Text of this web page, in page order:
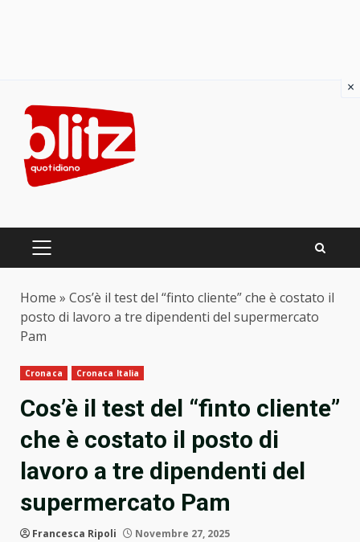
content
PRIMARY
Home » Cos’è il test del “finto cliente” che è costato il
posto di lavoro a tre dipendenti del supermercato
Pam
Cronaca Cronaca Italia
Cos’è il test del “finto cliente”
che è costato il posto di
lavoro a tre dipendenti del
supermercato Pam
Francesca Ripoli Novembre 27, 2025
×